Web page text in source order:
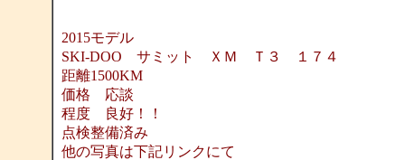
2015モデル
SKI-DOO サミット ＸＭ Ｔ３ １７４
距離1500KM
価格 応談
程度 良好！！
点検整備済み
他の写真は下記リンクにて